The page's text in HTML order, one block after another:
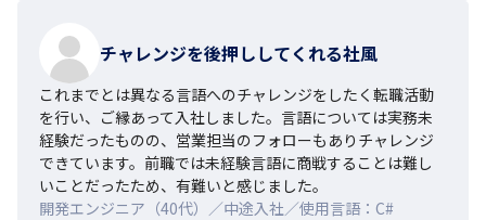
チャレンジを後押ししてくれる社風
これまでとは異なる言語へのチャレンジをしたく転職活動
を行い、ご縁あって入社しました。言語については実務未
経験だったものの、営業担当のフォローもありチャレンジ
できています。前職では未経験言語に商戦することは難し
いことだったため、有難いと感じました。
開発エンジニア（40代）／中途入社／使用言語：C#